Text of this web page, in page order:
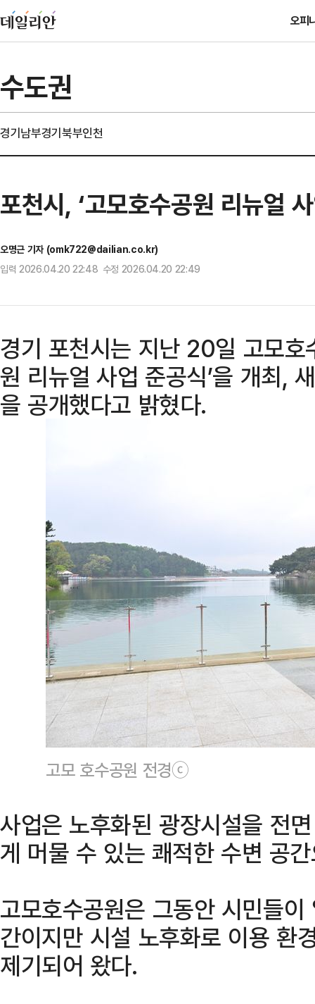
오피
수도권
경기남부경기북부인천
포천시, ‘고모호수공원 리뉴얼
오명근 기자 (omk722@dailian.co.kr)
입력 2026.04.20 22:48 수정 2026.04.20 22:49
경기 포천시는 지난 20일 고모호
원 리뉴얼 사업 준공식’을 개최,
을 공개했다고 밝혔다.
고모 호수공원 전경ⓒ
사업은 노후화된 광장시설을 전
게 머물 수 있는 쾌적한 수변 공
고모호수공원은 그동안 시민들
간이지만 시설 노후화로 이용 환
제기되어 왔다.